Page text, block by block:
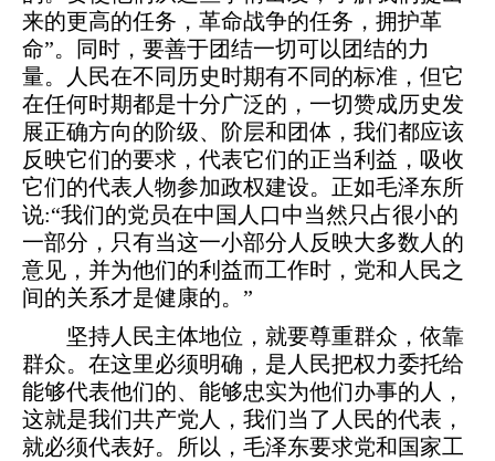
来的更高的任务，革命战争的任务，拥护革
命”。同时，要善于团结一切可以团结的力
量。人民在不同历史时期有不同的标准，但它
在任何时期都是十分广泛的，一切赞成历史发
展正确方向的阶级、阶层和团体，我们都应该
反映它们的要求，代表它们的正当利益，吸收
它们的代表人物参加政权建设。正如毛泽东所
说:“我们的党员在中国人口中当然只占很小的
一部分，只有当这一小部分人反映大多数人的
意见，并为他们的利益而工作时，党和人民之
间的关系才是健康的。”
坚持人民主体地位，就要尊重群众，依靠
群众。在这里必须明确，是人民把权力委托给
能够代表他们的、能够忠实为他们办事的人，
这就是我们共产党人，我们当了人民的代表，
就必须代表好。所以，毛泽东要求党和国家工